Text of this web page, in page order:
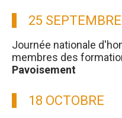
25 SEPTEMBRE
Journée nationale
membres des
Pavoisement
18 OCTOBRE